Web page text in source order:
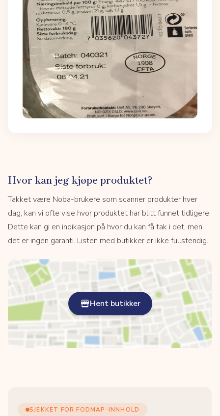
Hvor kan jeg kjøpe produktet?
Takket være Noba-brukere som scanner produkter hver
dag, kan vi ofte vise hvor produktet har blitt funnet tidligere.
Dette kan gi en indikasjon på hvor du kan få tak i det, men
det er ingen garanti. Listen med butikker er ikke fullstendig.
Hent butikker
SJEKKET FOR FODMAP-INNHOLD